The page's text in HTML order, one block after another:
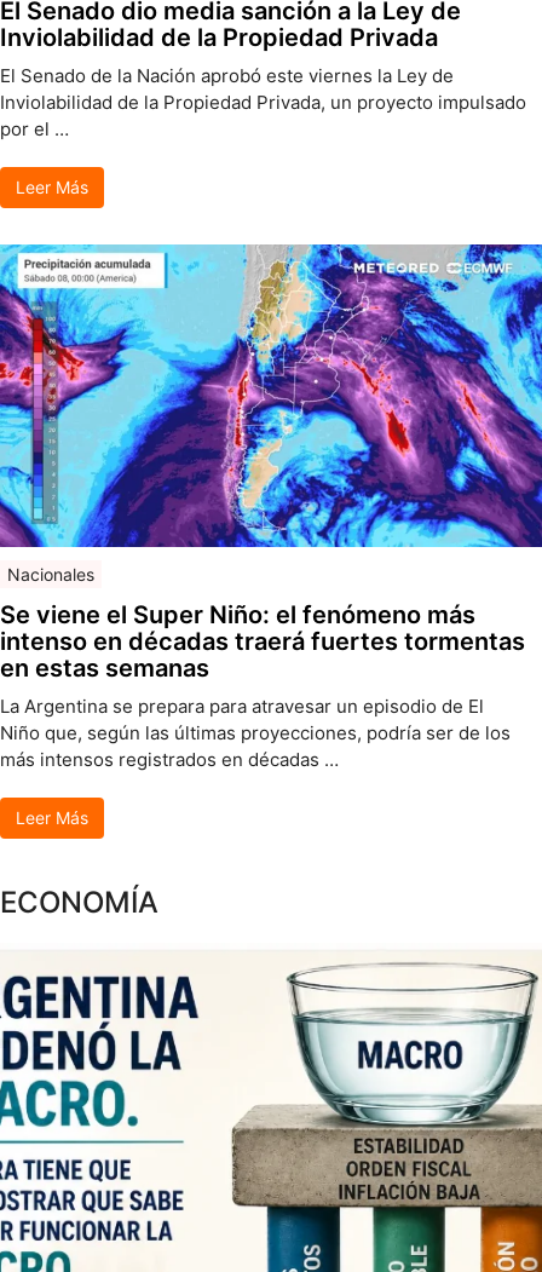
El Senado dio media sanción a la Ley de
Inviolabilidad de la Propiedad Privada
El Senado de la Nación aprobó este viernes la Ley de
Inviolabilidad de la Propiedad Privada, un proyecto impulsado
por el …
Leer Más
Nacionales
Se viene el Super Niño: el fenómeno más
intenso en décadas traerá fuertes tormentas
en estas semanas
La Argentina se prepara para atravesar un episodio de El
Niño que, según las últimas proyecciones, podría ser de los
más intensos registrados en décadas …
Leer Más
ECONOMÍA